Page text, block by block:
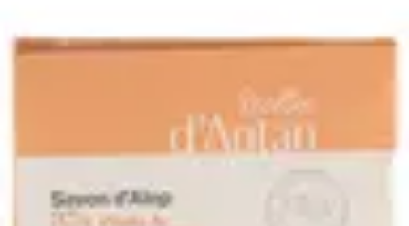
Recettes de Papillote
MarinadesRecettes de Poisson